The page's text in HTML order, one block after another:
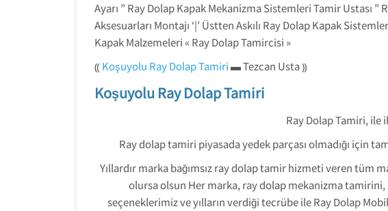
Ayarı ” Ray Dolap Kapak Mekanizma Sistemleri Tamir Ustası ”
Aksesuarları Montajı ‘|’ Üstten Askılı Ray Dolap Kapak
Kapak Malzemeleri « Ray Dolap Tamircisi »
⸨ Koşuyolu Ray Dolap Tamiri▬ Tezcan Usta ⸩
Koşuyolu Ray Dolap Tamiri
Ray Dolap Tamiri, ile
Ray dolap tamiri piyasada yedek parçası olmadığı için
Yıllardır marka bağımsız ray dolap tamir hizmeti veren tüm
olursa olsun Her marka, ray dolap mekanizma
seçeneklerimiz ve yılların verdiği tecrübe ile Ray Dolap